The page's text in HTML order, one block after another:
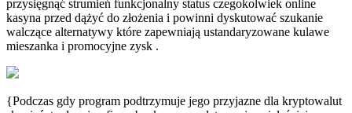
przysięgnąć strumień funkcjonalny status czegokolwiek online
kasyna przed dążyć do złożenia i powinni dyskutować szukanie
walczące alternatywy które zapewniają ustandaryzowane kulawe
mieszanka i promocyjne zysk .
{Podczas gdy program podtrzymuje jego przyjazne dla kryptowalut